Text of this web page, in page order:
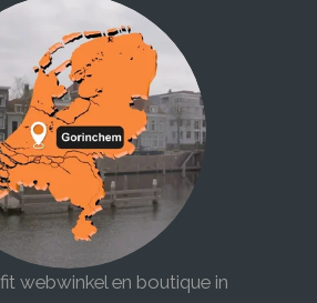
webwinkel en boutique in